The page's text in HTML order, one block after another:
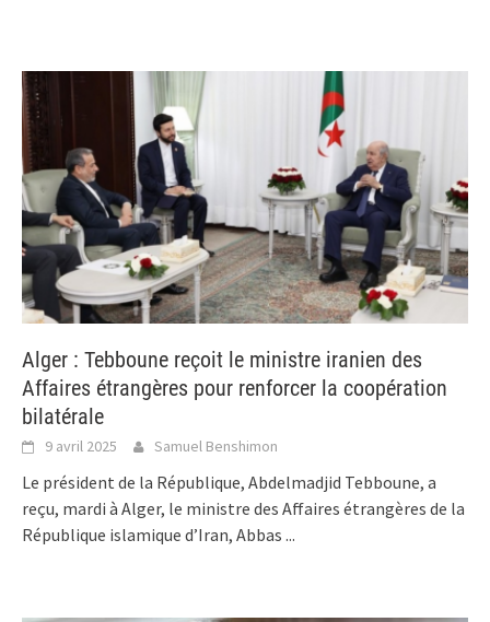
Alger : Tebboune reçoit le ministre iranien des
Affaires étrangères pour renforcer la coopération
bilatérale
9 avril 2025 Samuel Benshimon
Le président de la République, Abdelmadjid Tebboune, a
reçu, mardi à Alger, le ministre des Affaires étrangères de la
République islamique d’Iran, Abbas ...